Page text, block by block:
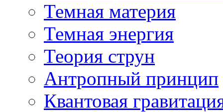
Темная материя
Темная энергия
Теория струн
Антропный принцип
Квантовая